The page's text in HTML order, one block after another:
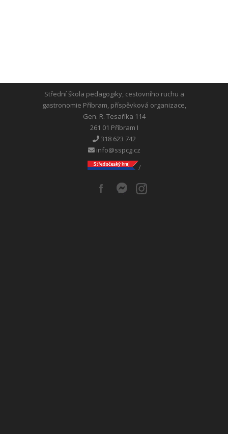
Střední škola pedagogiky, cestovního ruchu a
gastronomie Příbram, příspěvková organizace,
Gen. R. Tesaříka 114
261 01 Příbram I
318 623 742
info@sspcg.cz
/